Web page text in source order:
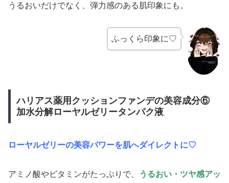
うるおいだけでなく、弾力感のある肌印象にも。
ふっくら印象に♡
ハリアス薬用クッションファンデの美容成分⑥
加水分解ローヤルゼリータンパク液
ローヤルゼリーの美容パワーを肌へダイレクトに♡
アミノ酸やビタミンがたっぷりで、
うるおい・ツヤ感アッ